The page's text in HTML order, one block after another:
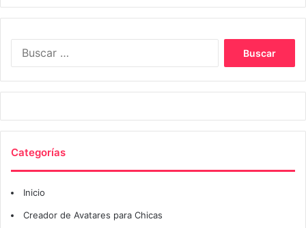
Categorías
Inicio
Creador de Avatares para Chicas